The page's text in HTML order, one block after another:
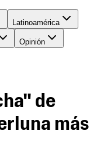
Latinoamérica
Opinión
de
más